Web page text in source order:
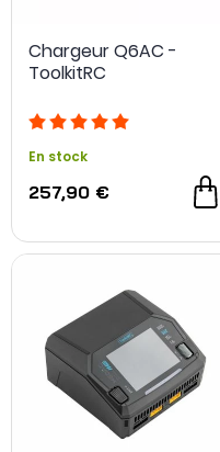
Chargeur Q6AC -
ToolkitRC
En stock
257,90 €